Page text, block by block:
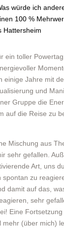
würde ich
100 %
Hattersheim
ein toller
einige Jahre mit
und
Gruppe die
auf die Reise zu
Mischung aus
sehr gefallen.
Art, uns
spontan zu
damit auf das,
sehr
Eine
mehr (über mich)